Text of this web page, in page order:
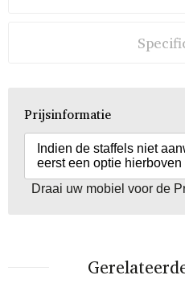
Prijsinformatie
Indien de staffels niet
eerst een optie hierboven
Draai uw mobiel voor de